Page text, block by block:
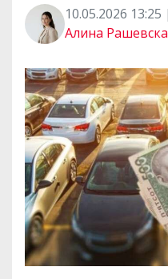
10.05.2026 13:25 |
Алина